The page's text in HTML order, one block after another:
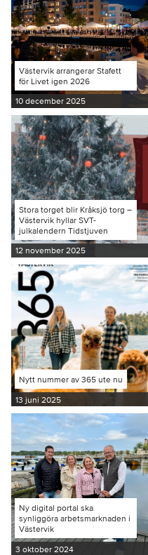
Västervik arrangerar Stafett
för Livet igen 2026
10 december 2025
Stora torget blir Kråksjö torg –
Västervik hyllar SVT-
julkalendern Tidstjuven
12 november 2025
Nytt nummer av 365 ute nu
13 juni 2025
Ny digital portal ska
synliggöra arbetsmarknaden i
Västervik
3 oktober 2024